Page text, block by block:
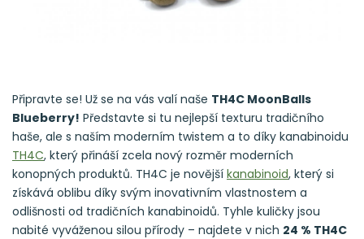
Připravte se! Už se na vás valí naše TH4C MoonBalls
Blueberry! Představte si tu nejlepší texturu tradičního
haše, ale s naším moderním twistem a to díky kanabinoidu
TH4C, který přináší zcela nový rozměr moderních
konopných produktů. TH4C je novější kanabinoid, který si
získává oblibu díky svým inovativním vlastnostem a
odlišnosti od tradičních kanabinoidů. Tyhle kuličky jsou
nabité vyváženou silou přírody – najdete v nich 24 % TH4C